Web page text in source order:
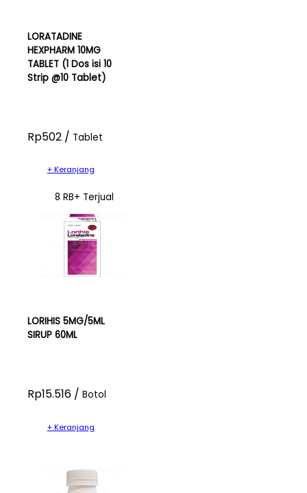
LORATADINE
HEXPHARM 10MG
TABLET (1 Dos isi 10
Strip @10 Tablet)
Rp502 / Tablet
+ Keranjang
8 RB+ Terjual
LORIHIS 5MG/5ML
SIRUP 60ML
Rp15.516 / Botol
+ Keranjang